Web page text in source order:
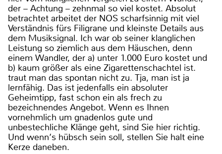
der – Achtung – zehnmal so viel kostet. Absolut
betrachtet arbeitet der NOS scharfsinnig mit viel
Verständnis fürs Filigrane und kleinste Details aus
dem Musiksignal. Ich war ob seiner klanglichen
Leistung so ziemlich aus dem Häuschen, denn
einem Wandler, der a) unter 1.000 Euro kostet und
b) kaum größer als eine Zigarettenschachtel ist.
traut man das spontan nicht zu. Tja, man ist ja
lernfähig. Das ist jedenfalls ein absoluter
Geheimtipp, fast schon ein als frech zu
bezeichnendes Angebot. Wenn es Ihnen
vornehmlich um gnadenlos gute und
unbestechliche Klänge geht, sind Sie hier richtig.
Und wenn‘s hübsch sein soll, stellen Sie halt eine
Kerze daneben.